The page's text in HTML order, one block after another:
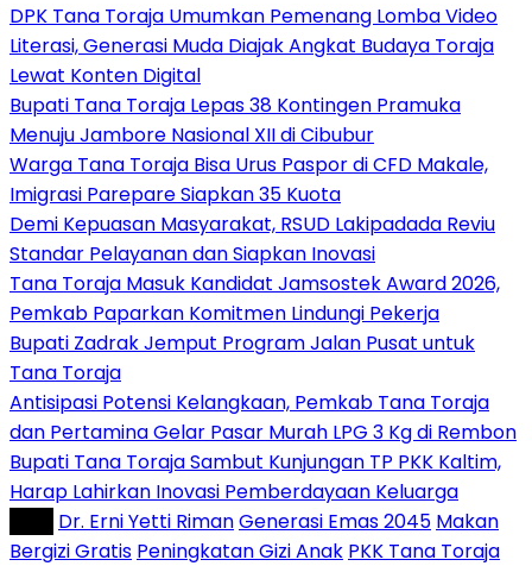
DPK Tana Toraja Umumkan Pemenang Lomba Video
Literasi, Generasi Muda Diajak Angkat Budaya Toraja
Lewat Konten Digital
Bupati Tana Toraja Lepas 38 Kontingen Pramuka
Menuju Jambore Nasional XII di Cibubur
Warga Tana Toraja Bisa Urus Paspor di CFD Makale,
Imigrasi Parepare Siapkan 35 Kuota
Demi Kepuasan Masyarakat, RSUD Lakipadada Reviu
Standar Pelayanan dan Siapkan Inovasi
Tana Toraja Masuk Kandidat Jamsostek Award 2026,
Pemkab Paparkan Komitmen Lindungi Pekerja
Bupati Zadrak Jemput Program Jalan Pusat untuk
Tana Toraja
Antisipasi Potensi Kelangkaan, Pemkab Tana Toraja
dan Pertamina Gelar Pasar Murah LPG 3 Kg di Rembon
Bupati Tana Toraja Sambut Kunjungan TP PKK Kaltim,
Harap Lahirkan Inovasi Pemberdayaan Keluarga
Dr. Erni Yetti RimanGenerasi Emas 2045 Makan
Bergizi Gratis Peningkatan Gizi Anak PKK Tana Toraja